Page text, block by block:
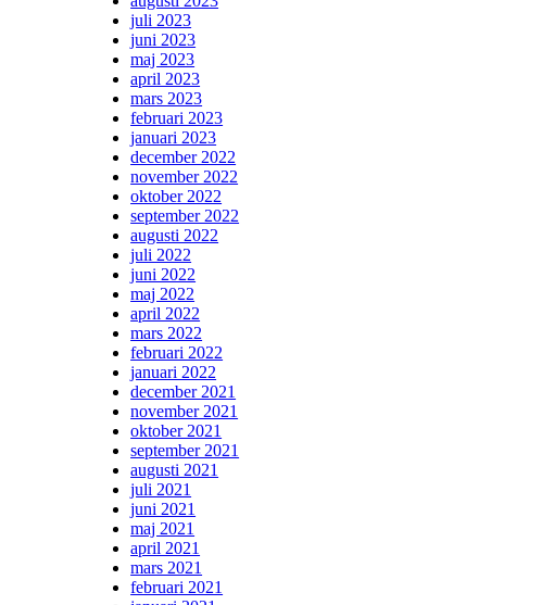
juli 2023
juni 2023
maj 2023
april 2023
mars 2023
februari 2023
januari 2023
december 2022
november 2022
oktober 2022
september 2022
augusti 2022
juli 2022
juni 2022
maj 2022
april 2022
mars 2022
februari 2022
januari 2022
december 2021
november 2021
oktober 2021
september 2021
augusti 2021
juli 2021
juni 2021
maj 2021
april 2021
mars 2021
februari 2021